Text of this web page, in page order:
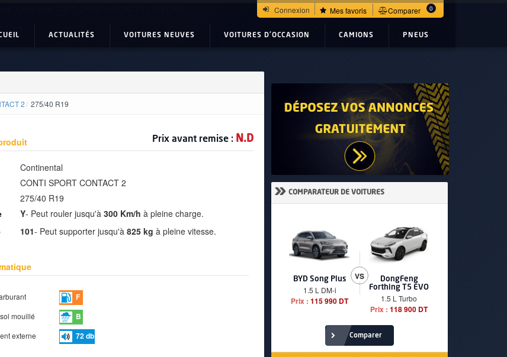
Connexion Mes favoris Comparer 0
ACTUALITÉS VOITURES NEUVES VOITURES D'OCCASION CAMIONS PNEUS
2 275/40 R19
Prix avant remise : N.D
Continental
CONTI SPORT CONTACT 2
275/40 R19
Y- Peut rouler jusqu'à 300 Km/h à pleine charge.
101- Peut supporter jusqu'à 825 kg à pleine vitesse.
F
mouillé B
externe 72db
» COMPARATEUR DE VOITURES
BYD Song Plus
1.5 L DM-i
Prix : 115 990 DT
VS
DongFeng
Forthing T5 EVO
1.5 L Turbo
Prix : 118 900 DT
Comparer